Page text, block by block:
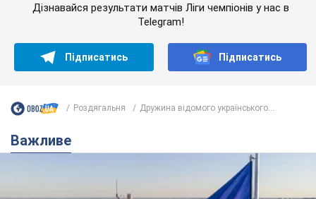
Дізнавайся результати матчів Ліги чемпіонів у нас в
Telegram!
Підписатись Підписатись
Роздягальня Дружина відомого українського...
Важливе